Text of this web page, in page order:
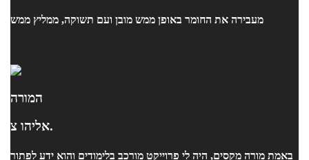
מעבירה את החומר באופן ממש מובן ועם תשוקה, ממליץ ממש
המורה
אליהו צ.
באמת מורה מקסים, היה לי פרוייקט מורכב בלימודים והוא ידע לפתור